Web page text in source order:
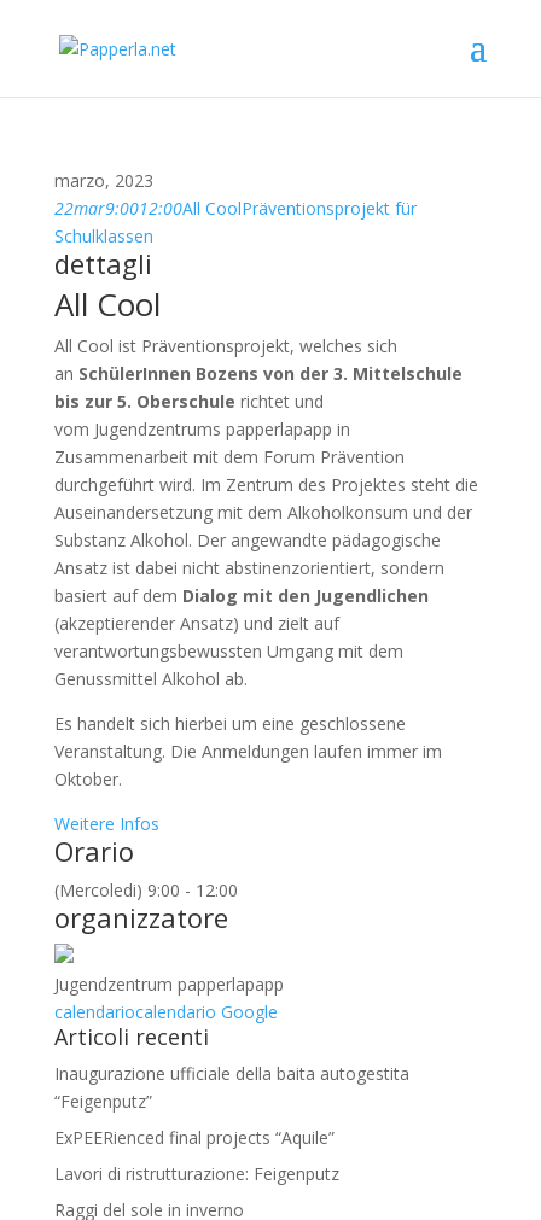
marzo, 2023
22mar9:0012:00All CoolPräventionsprojekt für
Schulklassen
dettagli
All Cool
All Cool ist Präventionsprojekt, welches sich
an SchülerInnen Bozens von der 3. Mittelschule
bis zur 5. Oberschule richtet und
vom Jugendzentrums papperlapapp in
Zusammenarbeit mit dem Forum Prävention
durchgeführt wird. Im Zentrum des Projektes steht die
Auseinandersetzung mit dem Alkoholkonsum und der
Substanz Alkohol. Der angewandte pädagogische
Ansatz ist dabei nicht abstinenzorientiert, sondern
basiert auf dem Dialog mit den Jugendlichen
(akzeptierender Ansatz) und zielt auf
verantwortungsbewussten Umgang mit dem
Genussmittel Alkohol ab.
Es handelt sich hierbei um eine geschlossene
Veranstaltung. Die Anmeldungen laufen immer im
Oktober.
Weitere Infos
Orario
(Mercoledi) 9:00 - 12:00
organizzatore
Jugendzentrum papperlapapp
calendariocalendario Google
Articoli recenti
Inaugurazione ufficiale della baita autogestita
“Feigenputz”
ExPEERienced final projects “Aquile”
Lavori di ristrutturazione: Feigenputz
Raggi del sole in inverno